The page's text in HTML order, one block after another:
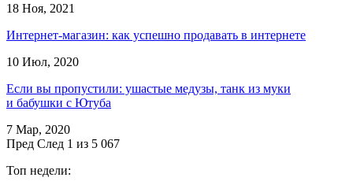
18 Ноя, 2021
Интернет-магазин: как успешно продавать в интернете
10 Июл, 2020
Если вы пропустили: ушастые медузы, танк из муки
и бабушки с Ютуба
7 Мар, 2020
Пред След 1 из 5 067
Топ недели: